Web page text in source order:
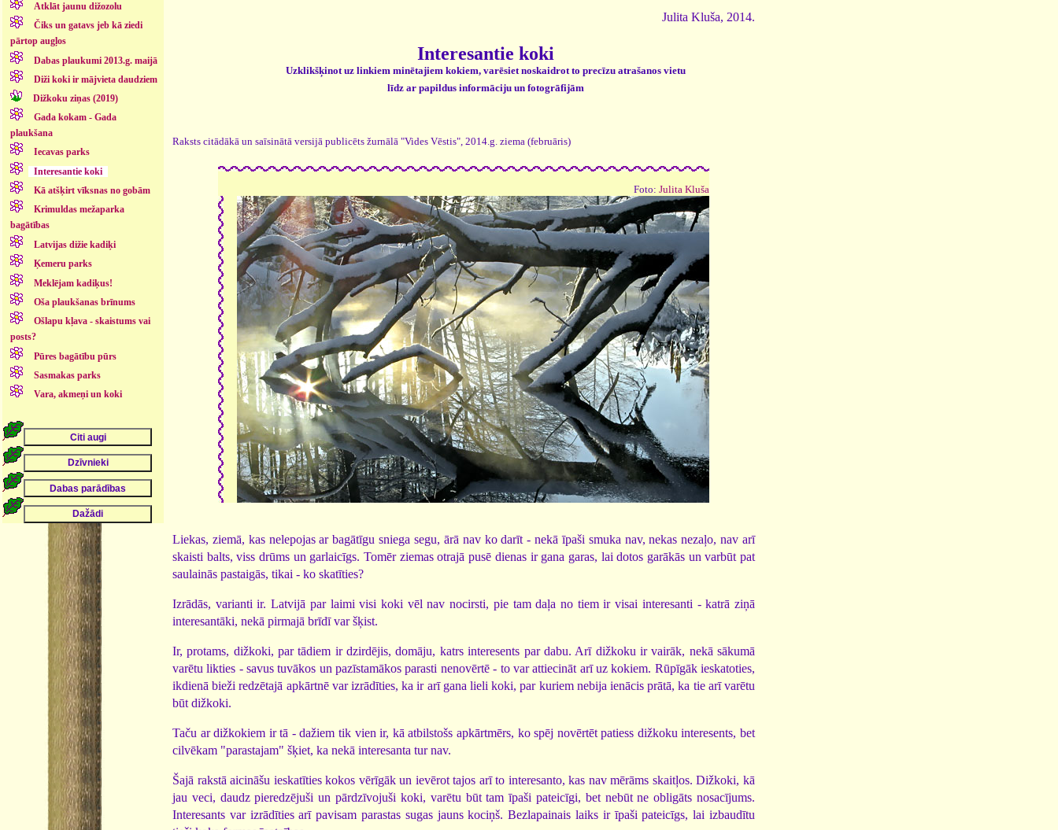
Atklāt jaunu dižozolu
Čiks un gatavs jeb kā ziedi
pārtop augļos
Dabas plaukumi 2013.g. maijā
Diži koki ir mājvieta daudziem
Dižkoku ziņas (2019)
Gada kokam - Gada
plaukšana
Iecavas parks
Interesantie koki
Kā atšķirt vīksnas no gobām
Krimuldas mežaparka
bagātības
Latvijas dižie kadiķi
Ķemeru parks
Meklējam kadiķus!
Oša plaukšanas brīnums
Ošlapu kļava - skaistums vai
posts?
Pūres bagātību pūrs
Sasmakas parks
Vara, akmeņi un koki
Julita Kluša, 2014.
Interesantie koki
Uzklikšķinot uz linkiem minētajiem kokiem, varēsiet noskaidrot to precīzu atrašanos vietu
līdz ar papildus informāciju un fotogrāfijām
Raksts citādākā un saīsinātā versijā publicēts žurnālā "Vides Vēstis", 2014.g. ziema (februāris)
Foto: Julita Kluša
Liekas, ziemā, kas nelepojas ar bagātīgu sniega segu, ārā nav ko darīt - nekā īpaši smuka nav, nekas nezaļo, nav arī
skaisti balts, viss drūms un garlaicīgs. Tomēr ziemas otrajā pusē dienas ir gana garas, lai dotos garākās un varbūt pat
saulainās pastaigās, tikai - ko skatīties?
Izrādās, varianti ir. Latvijā par laimi visi koki vēl nav nocirsti, pie tam daļa no tiem ir visai interesanti - katrā ziņā
interesantāki, nekā pirmajā brīdī var šķist.
Ir, protams, dižkoki, par tādiem ir dzirdējis, domāju, katrs interesents par dabu. Arī dižkoku ir vairāk, nekā sākumā
varētu likties - savus tuvākos un pazīstamākos parasti nenovērtē - to var attiecināt arī uz kokiem. Rūpīgāk ieskatoties,
ikdienā bieži redzētajā apkārtnē var izrādīties, ka ir arī gana lieli koki, par kuriem nebija ienācis prātā, ka tie arī varētu
būt dižkoki.
Taču ar dižkokiem ir tā - dažiem tik vien ir, kā atbilstošs apkārtmērs, ko spēj novērtēt patiess dižkoku interesents, bet
cilvēkam "parastajam" šķiet, ka nekā interesanta tur nav.
Šajā rakstā aicināšu ieskatīties kokos vērīgāk un ievērot tajos arī to interesanto, kas nav mērāms skaitļos. Dižkoki, kā
jau veci, daudz pieredzējuši un pārdzīvojuši koki, varētu būt tam īpaši pateicīgi, bet nebūt ne obligāts nosacījums.
Interesants var izrādīties arī pavisam parastas sugas jauns kociņš. Bezlapainais laiks ir īpaši pateicīgs, lai izbaudītu